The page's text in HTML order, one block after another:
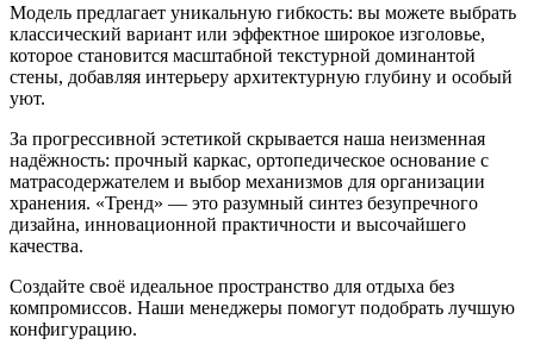
Модель предлагает уникальную гибкость: вы можете выбрать
классический вариант или эффектное широкое изголовье,
которое становится масштабной текстурной доминантой
стены, добавляя интерьеру архитектурную глубину и особый
уют.
За прогрессивной эстетикой скрывается наша неизменная
надёжность: прочный каркас, ортопедическое основание с
матрасодержателем и выбор механизмов для организации
хранения. «Тренд» — это разумный синтез безупречного
дизайна, инновационной практичности и высочайшего
качества.
Создайте своё идеальное пространство для отдыха без
компромиссов. Наши менеджеры помогут подобрать лучшую
конфигурацию.